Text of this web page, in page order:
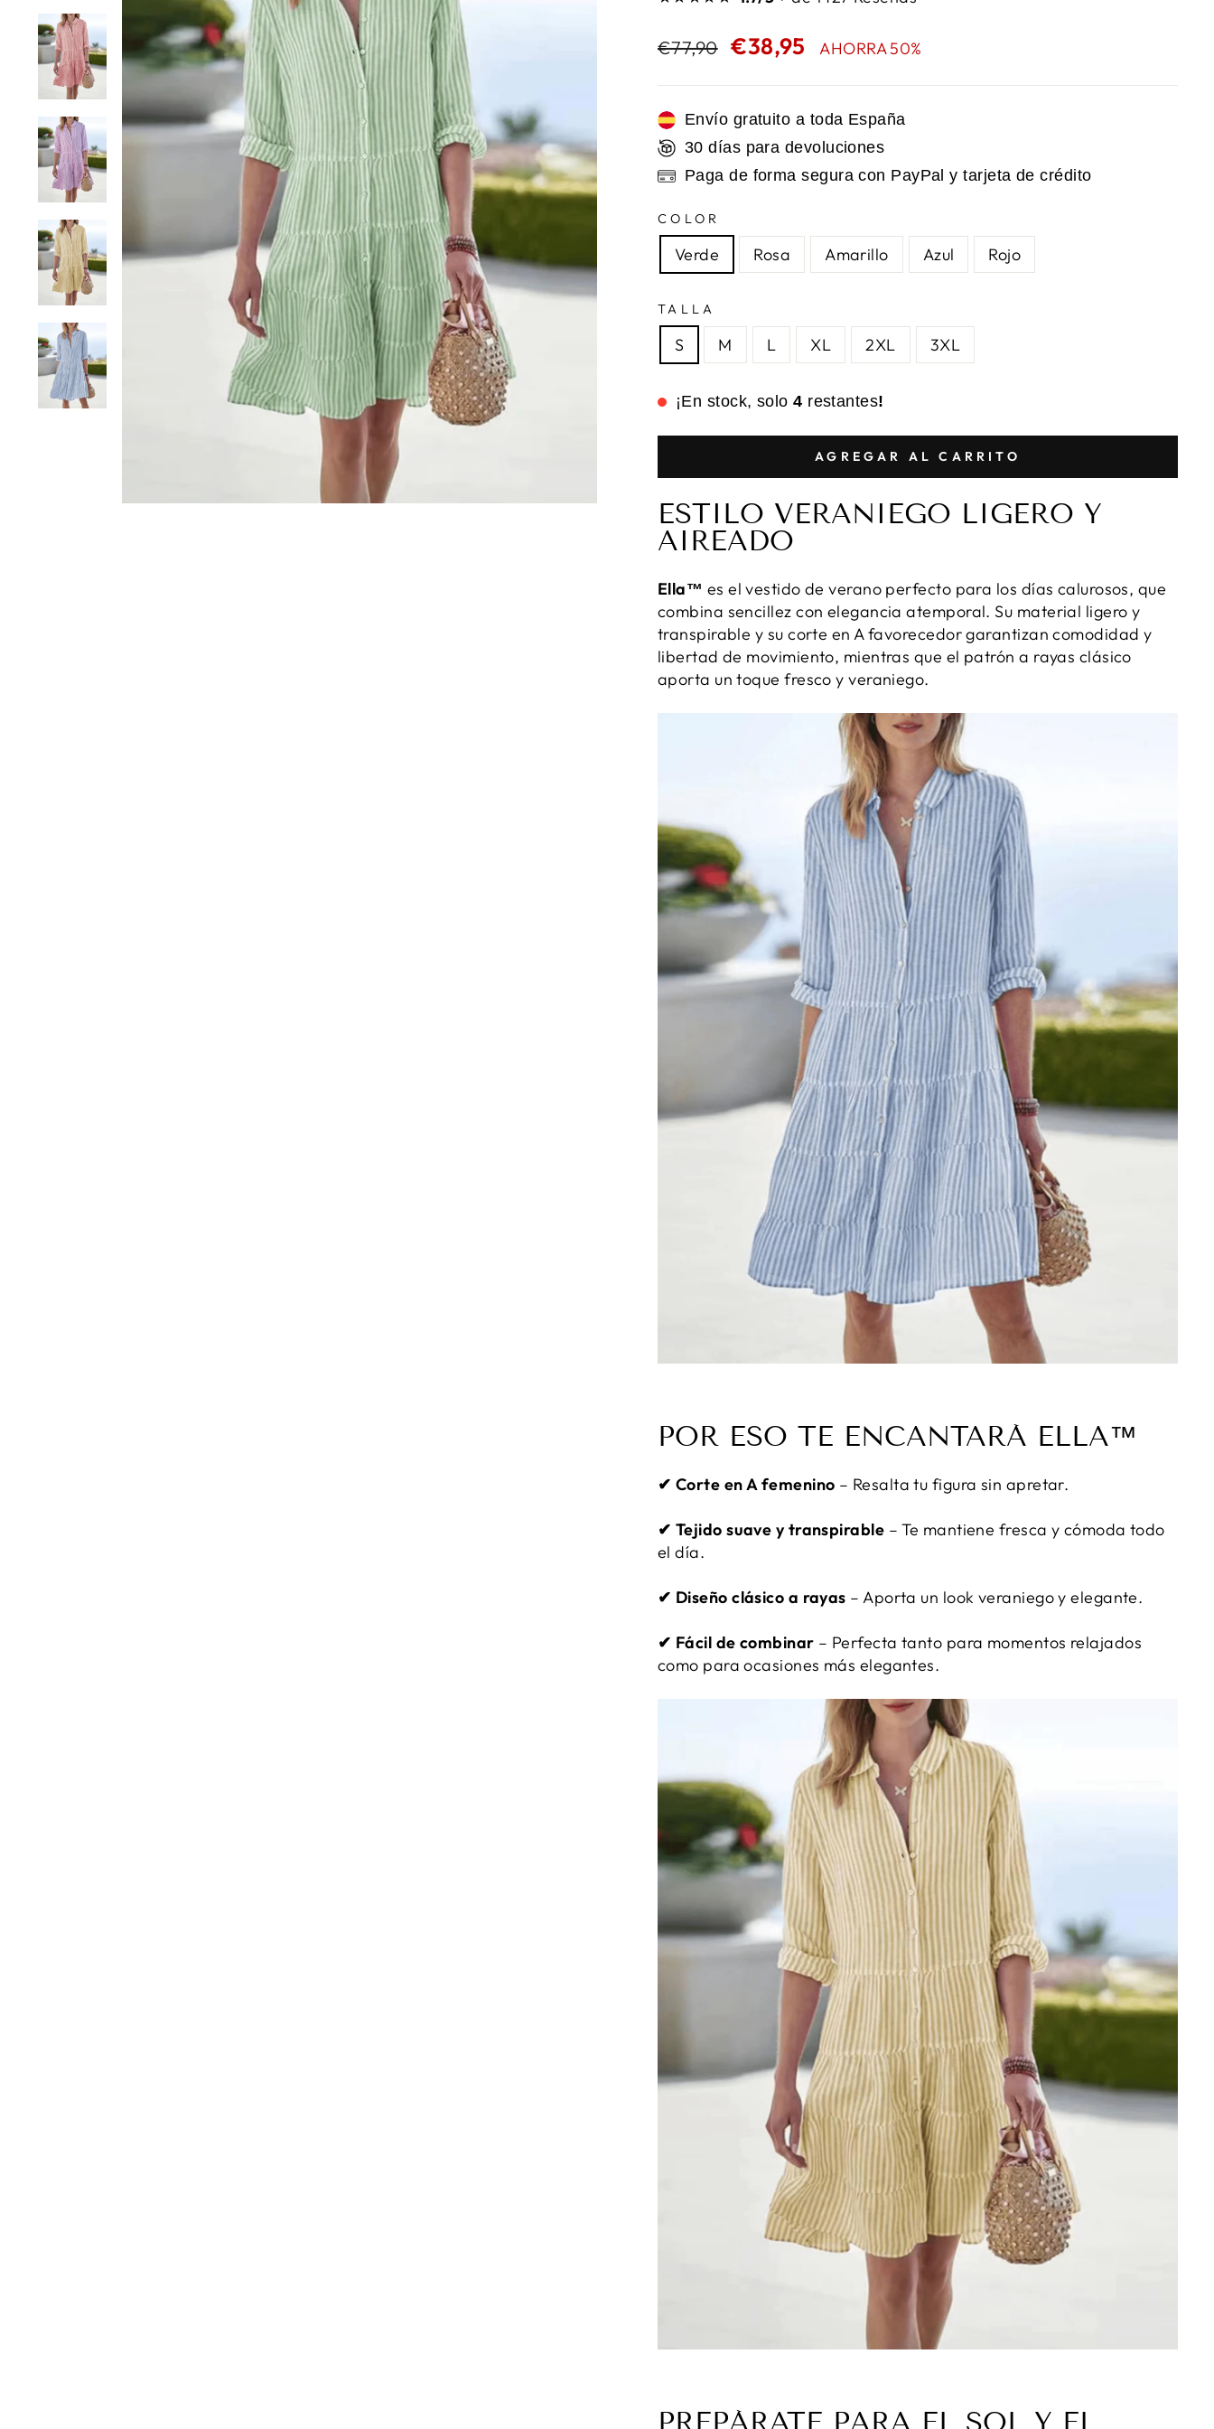
Precio
€77,90
Precio
oferta
€38,95 AHORRA 50%
Envío gratuito a toda España
30 días para devoluciones
Paga de forma segura con PayPal y tarjeta de crédito
COLOR
Verde Rosa Amarillo Azul Rojo
TALLA
S M L XL 2XL 3XL
¡En stock, solo4 restantes!
AGREGAR AL CARRITO
ESTILO VERANIEGO LIGERO Y
AIREADO
Ella™ es el vestido de verano perfecto para los días calurosos, que
combina sencillez con elegancia atemporal. Su material ligero y
transpirable y su corte en A favorecedor garantizan comodidad y
libertad de movimiento, mientras que el patrón a rayas clásico
aporta un toque fresco y veraniego.
POR ESO TE ENCANTARÁ ELLA™
✔︎ Corte en A femenino – Resalta tu figura sin apretar.
✔︎ Tejido suave y transpirable – Te mantiene fresca y cómoda todo
el día.
✔︎ Diseño clásico a rayas – Aporta un look veraniego y elegante.
✔︎ Fácil de combinar – Perfecta tanto para momentos relajados
como para ocasiones más elegantes.